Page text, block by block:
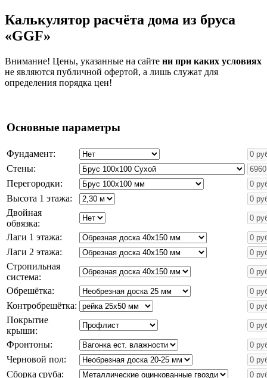
Калькулятор расчёта дома из бруса
«GGF»
Внимание! Цены, указанные на сайте ни при каких условиях
не являются публичной офертой, а лишь служат для
определения порядка цен!
Основные параметры
Фундамент:
Стены:
Перегородки:
Высота 1 этажа:
Двойная
обвязка:
Лаги 1 этажа:
Лаги 2 этажа:
Стропильная
система:
Обрешётка:
Контробрешётка:
Покрытие
крыши:
Фронтоны:
Черновой пол:
Сборка сруба: